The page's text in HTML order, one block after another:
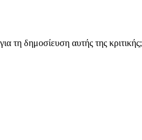
τη δημοσίευση αυτής της κριτικής;